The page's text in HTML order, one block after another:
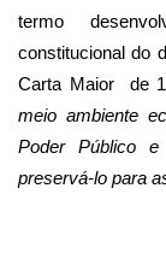
termo
constitucional do
Carta Maior
de
meio ambiente
Poder Público
preservá-lo para